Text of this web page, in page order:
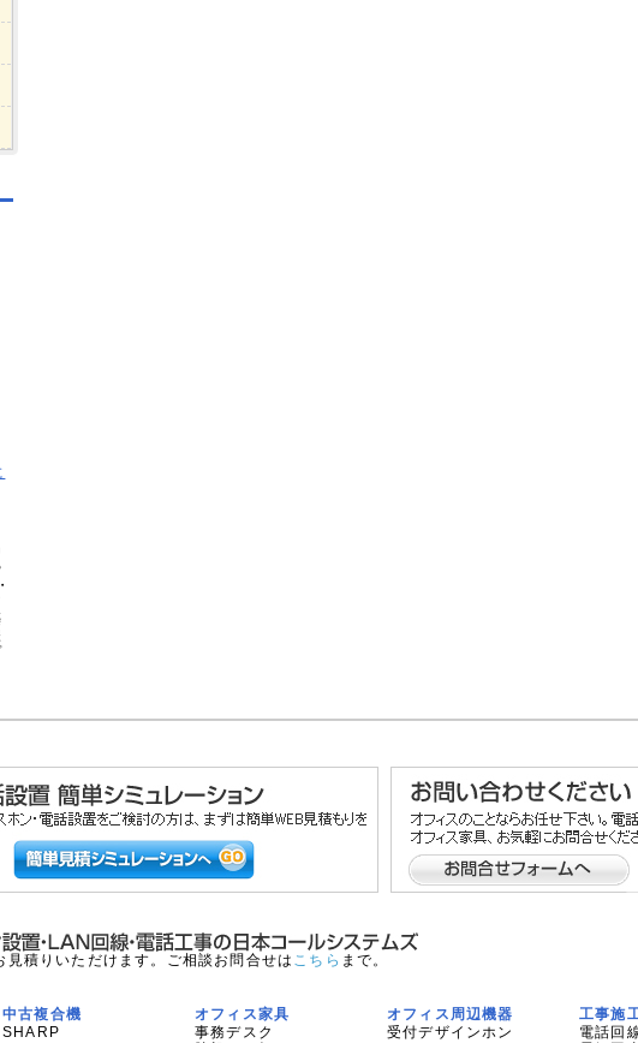
見積りいただけます。ご相談お問合せは こちら まで。
中古複合機
SHARP
オフィス家具
事務デスク
オフィス周辺機器
受付デザインホン
工事施
電話回